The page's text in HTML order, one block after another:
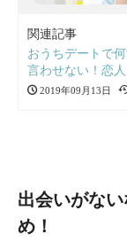
関連記事
おうちデートで
言わせない！恋
2019年09月13日
出会いがな
め！